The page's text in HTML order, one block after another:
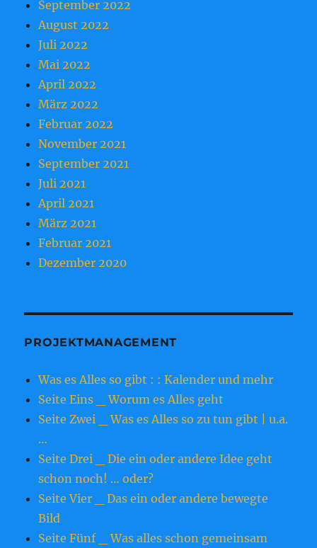
September 2022
August 2022
Juli 2022
Mai 2022
April 2022
März 2022
Februar 2022
November 2021
September 2021
Juli 2021
April 2021
März 2021
Februar 2021
Dezember 2020
PROJEKTMANAGEMENT
Was es Alles so gibt : : Kalender und mehr
Seite Eins _ Worum es Alles geht
Seite Zwei _ Was es Alles so zu tun gibt | u.a.
…
Seite Drei _ Die ein oder andere Idee geht
schon noch! … oder?
Seite Vier _ Das ein oder andere bewegte
Bild
Seite Fünf _ Was alles schon gemeinsam